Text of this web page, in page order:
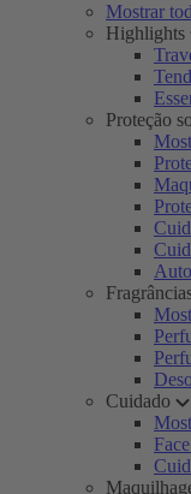
Mostrar
Highlights
Proteção
Cuidado